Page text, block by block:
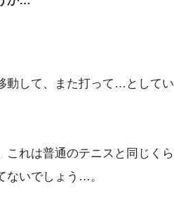
して、また打って…としてい
れは普通のテニスと同じく
ないでしょう…。